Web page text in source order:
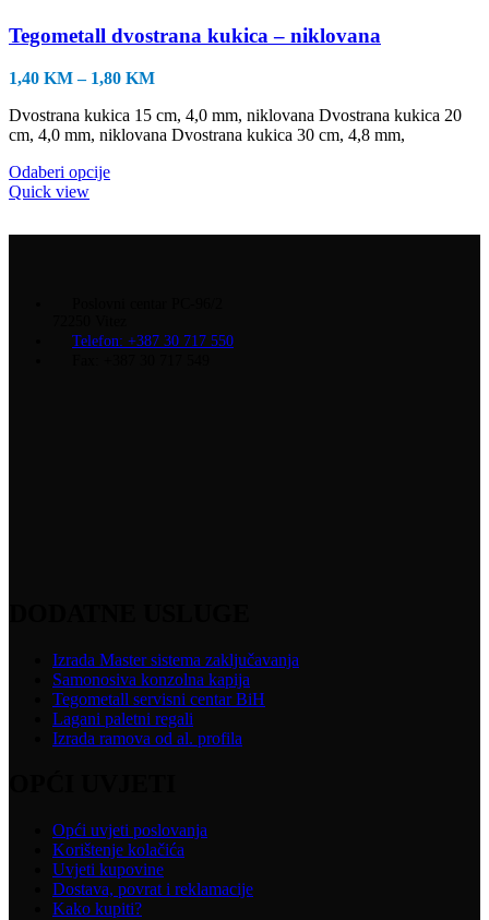
Tegometall dvostrana kukica – niklovana
1,40 KM – 1,80 KMRaspon
od
1,40 KM
Dvostrana kukica 15 cm, 4,0 mm, niklovana Dvostrana kukica 20
cm, 4,0 mm, niklovana Dvostrana kukica 30 cm, 4,8 mm,
Odaberi opcijeOvaj
na
Quick view
Telefon: +387 30 717 550
Izrada Master sistema zaključavanja
Samonosiva konzolna kapija
Tegometall servisni centar BiH
Lagani paletni regali
Izrada ramova od al. profila
Opći uvjeti poslovanja
Korištenje kolačića
Uvjeti kupovine
Dostava, povrat i reklamacije
Kako kupiti?